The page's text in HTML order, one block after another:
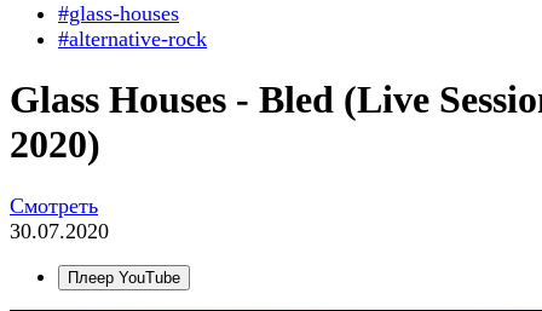
#glass-houses
#alternative-rock
Glass Houses - Bled (Live
2020)
Смотреть
30.07.2020
Плеер YouTube